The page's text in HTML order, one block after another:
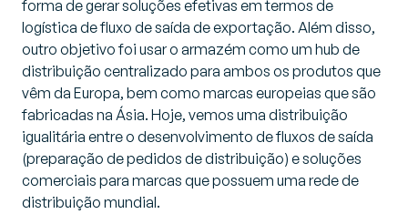
forma de gerar soluções efetivas em termos de
logística de fluxo de saída de exportação. Além disso,
outro objetivo foi usar o armazém como um hub de
distribuição centralizado para ambos os produtos que
vêm da Europa, bem como marcas europeias que são
fabricadas na Ásia. Hoje, vemos uma distribuição
igualitária entre o desenvolvimento de fluxos de saída
(preparação de pedidos de distribuição) e soluções
comerciais para marcas que possuem uma rede de
distribuição mundial.